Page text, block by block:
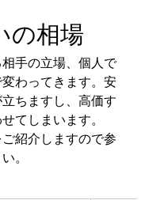
の相場
手の立場、個人で
わってきます。安
ちますし、高価す
てしまいます。
紹介しますので参
。